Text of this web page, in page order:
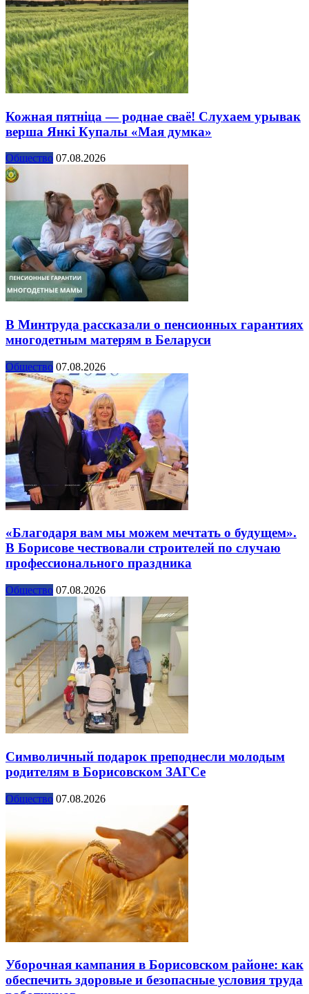
Кожная пятніца — роднае сваё! Слухаем урывак
верша Янкі Купалы «Мая думка»
Общество 07.08.2026
В Минтруда рассказали о пенсионных гарантиях
многодетным матерям в Беларуси
Общество 07.08.2026
«Благодаря вам мы можем мечтать о будущем».
В Борисове чествовали строителей по случаю
профессионального праздника
Общество 07.08.2026
Символичный подарок преподнесли молодым
родителям в Борисовском ЗАГСе
Общество 07.08.2026
Уборочная кампания в Борисовском районе: как
обеспечить здоровые и безопасные условия труда